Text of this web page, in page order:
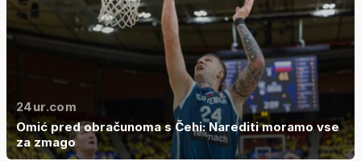
24ur.com
Omić pred obračunoma s Čehi: Narediti moramo vse
za zmago